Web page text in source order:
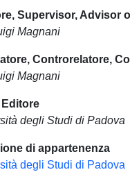
Supervisor, Advisor
Magnani
Controrelatore,
Magnani
Editore
degli Studi di Padova
di appartenenza
degli Studi di Padova